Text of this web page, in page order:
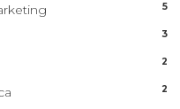
5
3
2
2